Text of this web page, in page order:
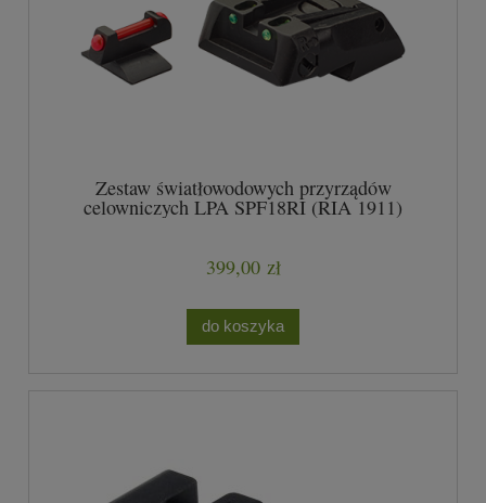
Zestaw światłowodowych przyrządów
celowniczych LPA SPF18RI (RIA 1911)
399,00 zł
do koszyka